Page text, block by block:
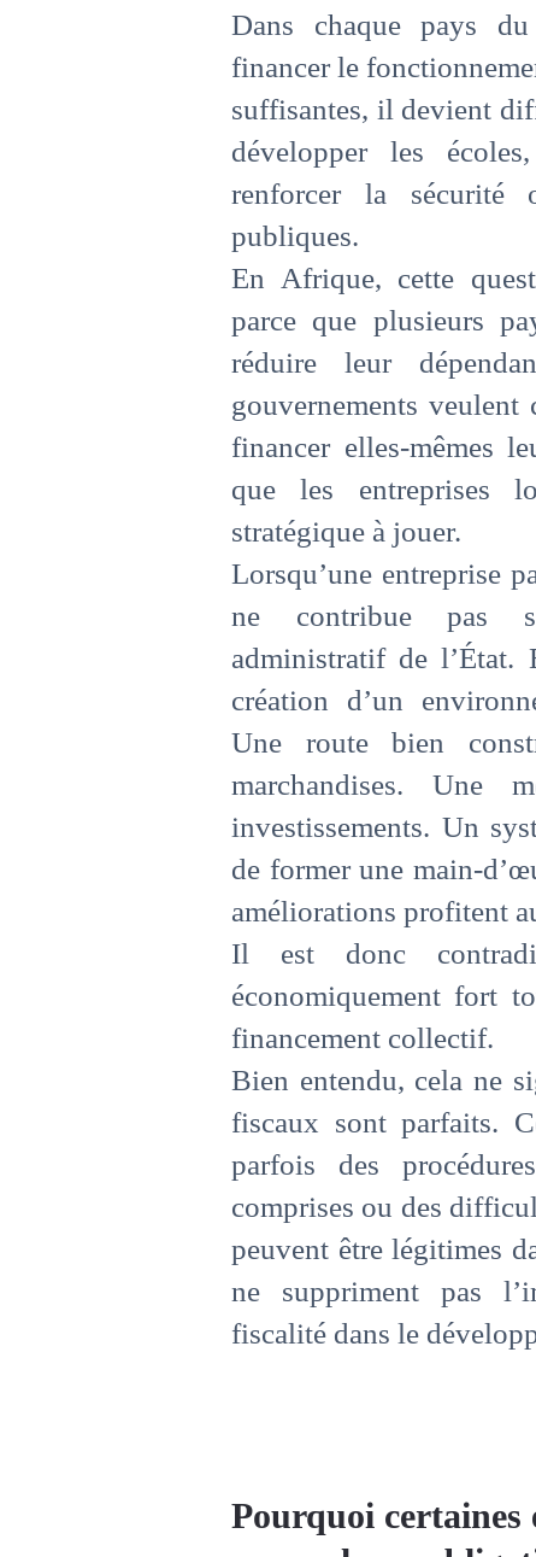
Dans chaque pays
financer le
suffisantes, il devient
développer les
renforcer la sécurité
publiques.
En Afrique, cette
parce que plusieurs
réduire leur
gouvernements veulent
financer elles-mêmes
que les entreprises
stratégique à jouer.
Lorsqu’une entreprise
ne contribue pas
administratif de l’État.
création d’un
Une route bien
marchandises. Une
investissements. Un
de former une main-
améliorations profitent
Il est donc
économiquement fort
financement collectif.
Bien entendu, cela ne
fiscaux sont parfaits.
parfois des
comprises ou des
peuvent être légitimes
ne suppriment pas
fiscalité dans le
Pourquoi certaines